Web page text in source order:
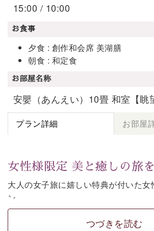
15:00 / 10:00
お食事
夕食 : 創作和会席 美湖膳
朝食 : 和定食
お部屋名称
安嬰（あんえい）10畳 和室【眺
プラン詳細 お部屋
女性様限定 美と癒しの旅
大人の女子旅に嬉しい特典が付いた女
ン。
女性同士の癒しの旅を愉しみたいなら
-----------【安心への取り組み】----------
つづきを読む